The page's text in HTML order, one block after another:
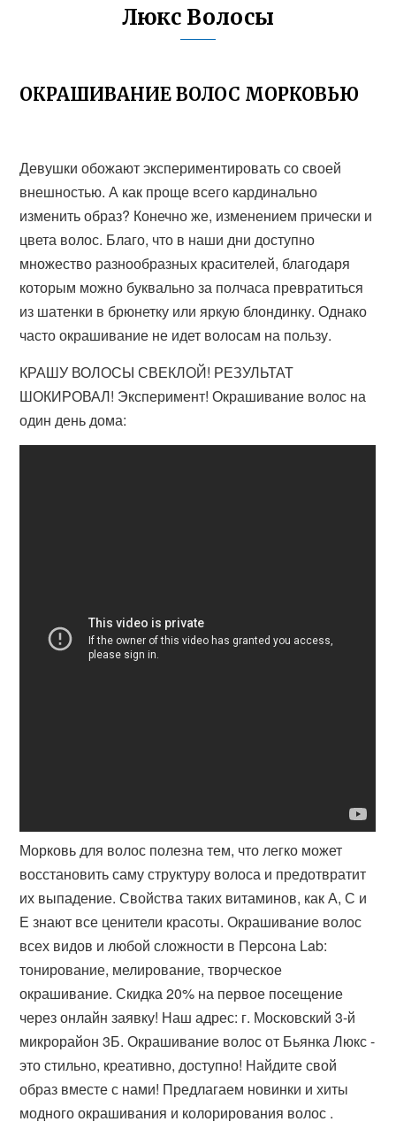
Люкс Волосы
ОКРАШИВАНИЕ ВОЛОС МОРКОВЬЮ
Девушки обожают экспериментировать со своей
внешностью. А как проще всего кардинально
изменить образ? Конечно же, изменением прически и
цвета волос. Благо, что в наши дни доступно
множество разнообразных красителей, благодаря
которым можно буквально за полчаса превратиться
из шатенки в брюнетку или яркую блондинку. Однако
часто окрашивание не идет волосам на пользу.
КРАШУ ВОЛОСЫ СВЕКЛОЙ! РЕЗУЛЬТАТ
ШОКИРОВАЛ! Эксперимент! Окрашивание волос на
один день дома:
Морковь для волос полезна тем, что легко может
восстановить саму структуру волоса и предотвратит
их выпадение. Свойства таких витаминов, как А, С и
Е знают все ценители красоты. Окрашивание волос
всех видов и любой сложности в Персона Lab:
тонирование, мелирование, творческое
окрашивание. Скидка 20% на первое посещение
через онлайн заявку! Наш адрес: г. Московский 3-й
микрорайон 3Б. Окрашивание волос от Бьянка Люкс -
это стильно, креативно, доступно! Найдите свой
образ вместе с нами! Предлагаем новинки и хиты
модного окрашивания и колорирования волос .